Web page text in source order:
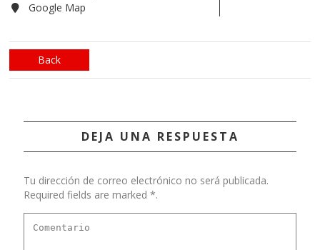
Google Map
Back
DEJA UNA RESPUESTA
Tu dirección de correo electrónico no será publicada.
Required fields are marked *.